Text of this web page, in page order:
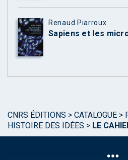
Renaud Piarroux
Sapiens et les
CNRS ÉDITIONS > CATALOGUE >
HISTOIRE DES IDÉES > LE